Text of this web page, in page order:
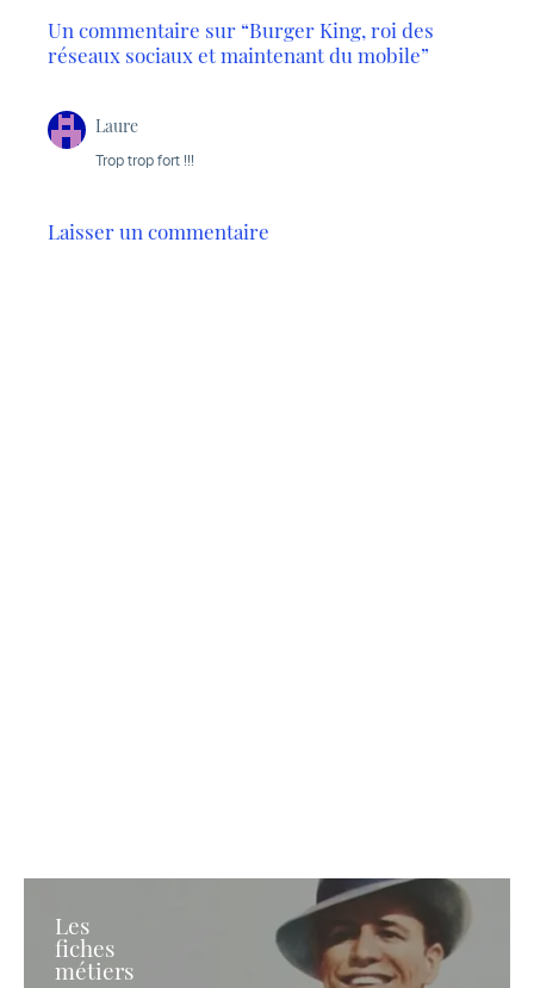
Un commentaire sur “Burger King, roi des
réseaux sociaux et maintenant du mobile”
Laure
Trop trop fort !!!
Laisser un commentaire
Les
fiches
métiers